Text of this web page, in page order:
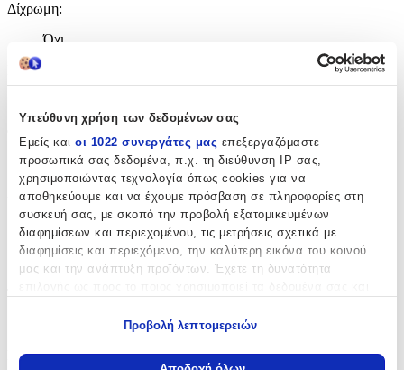
Υπεύθυνη χρήση των δεδομένων σας
Εμείς και οι 1022 συνεργάτες μας επεξεργαζόμαστε
προσωπικά σας δεδομένα, π.χ. τη διεύθυνση IP σας,
χρησιμοποιώντας τεχνολογία όπως cookies για να
αποθηκεύουμε και να έχουμε πρόσβαση σε πληροφορίες στη
συσκευή σας, με σκοπό την προβολή εξατομικευμένων
διαφημίσεων και περιεχομένου, τις μετρήσεις σχετικά με
διαφημίσεις και περιεχόμενο, την καλύτερη εικόνα του κοινού
μας και την ανάπτυξη προϊόντων. Έχετε τη δυνατότητα
Να συλλέξουμε πληροφορίες σχετικά με τη γεωγραφική
Προβολή λεπτομερειών
Δίχρωμη:
Όχι
Επιχρυσωμένη
Unisex
Χρώμα Υλικού:
Λευκό
Λεπτομέρειες
Τύπος:
Μήκος: